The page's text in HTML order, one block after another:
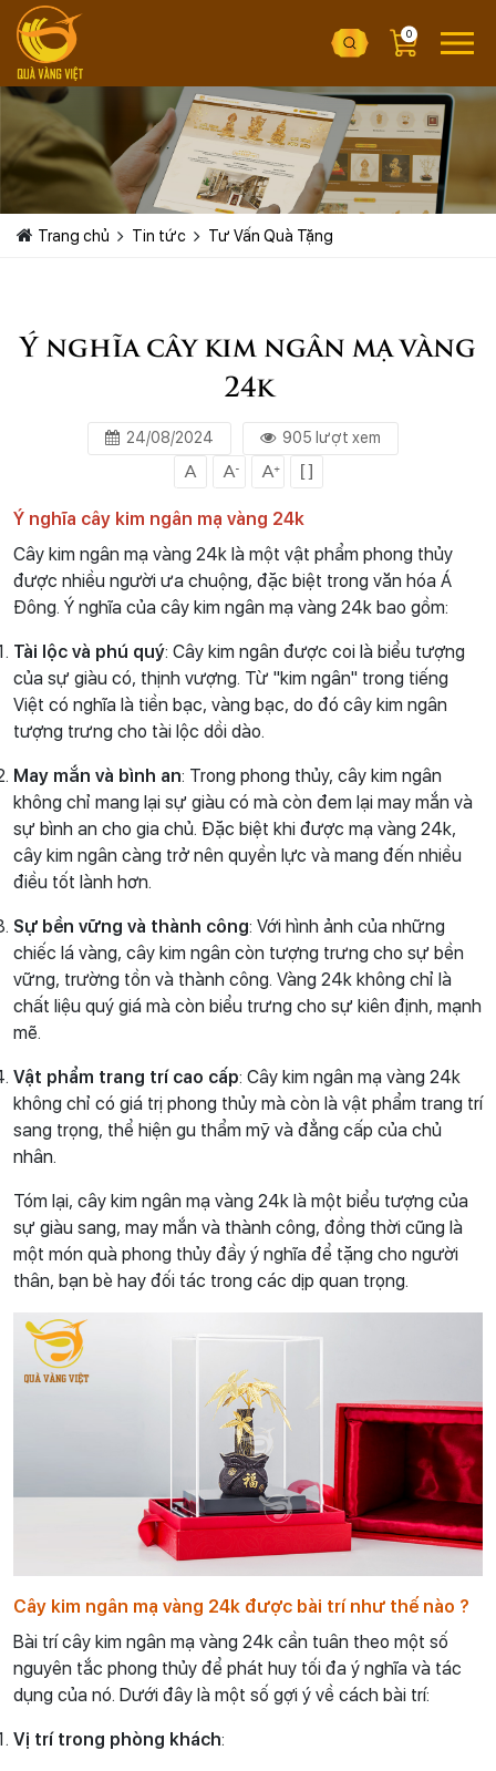
0
Trang chủ Tin tức Tư Vấn Quà Tặng
Ý nghĩa cây kim ngân mạ vàng
24k
24/08/2024 905 lượt xem
Ý nghĩa cây kim ngân mạ vàng 24k
Cây kim ngân mạ vàng 24k là một vật phẩm phong thủy
được nhiều người ưa chuộng, đặc biệt trong văn hóa Á
Đông. Ý nghĩa của cây kim ngân mạ vàng 24k bao gồm:
Tài lộc và phú quý: Cây kim ngân được coi là biểu tượng
của sự giàu có, thịnh vượng. Từ "kim ngân" trong tiếng
Việt có nghĩa là tiền bạc, vàng bạc, do đó cây kim ngân
tượng trưng cho tài lộc dồi dào.
May mắn và bình an: Trong phong thủy, cây kim ngân
không chỉ mang lại sự giàu có mà còn đem lại may mắn và
sự bình an cho gia chủ. Đặc biệt khi được mạ vàng 24k,
cây kim ngân càng trở nên quyền lực và mang đến nhiều
điều tốt lành hơn.
Sự bền vững và thành công: Với hình ảnh của những
chiếc lá vàng, cây kim ngân còn tượng trưng cho sự bền
vững, trường tồn và thành công. Vàng 24k không chỉ là
chất liệu quý giá mà còn biểu trưng cho sự kiên định, mạnh
mẽ.
Vật phẩm trang trí cao cấp: Cây kim ngân mạ vàng 24k
không chỉ có giá trị phong thủy mà còn là vật phẩm trang trí
sang trọng, thể hiện gu thẩm mỹ và đẳng cấp của chủ
nhân.
Tóm lại, cây kim ngân mạ vàng 24k là một biểu tượng của
sự giàu sang, may mắn và thành công, đồng thời cũng là
một món quà phong thủy đầy ý nghĩa để tặng cho người
thân, bạn bè hay đối tác trong các dịp quan trọng.
Cây kim ngân mạ vàng 24k được bài trí như thế nào ?
Bài trí cây kim ngân mạ vàng 24k cần tuân theo một số
nguyên tắc phong thủy để phát huy tối đa ý nghĩa và tác
dụng của nó. Dưới đây là một số gợi ý về cách bài trí:
Vị trí trong phòng khách: